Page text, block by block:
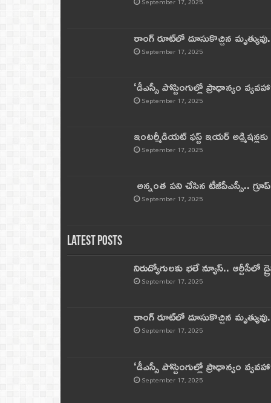
రాంగ్ రూట్‌లో దూసుకొచ్చిన
September 17, 2025
‘డీఎస్సీ పోస్టింగుల్లో ప్రాధాన్యం
September 17, 2025
ఇంటర్మీడియట్ ఫస్ట్‌ ఇయర్‌
September 17, 2025
అన్నంత పని చేసిన టీజీపీఎస్సీ..
September 17, 2025
Latest Posts
నిరుద్యోగులకు భలే న్యూస్.. ఆర్టీసీలో
September 17, 2025
రాంగ్ రూట్‌లో దూసుకొచ్చిన
September 17, 2025
‘డీఎస్సీ పోస్టింగుల్లో ప్రాధాన్యం
September 17, 2025